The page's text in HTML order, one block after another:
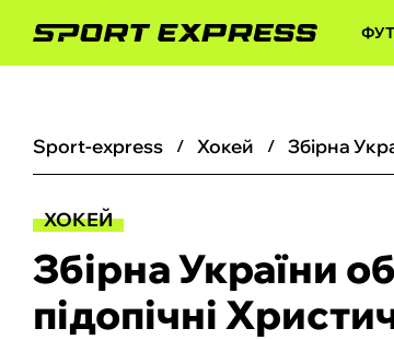
sport-express хокей
ХОКЕЙ
Збірна України
підопічні